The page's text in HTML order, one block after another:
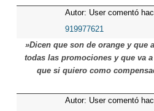
Autor: User comentó
919977621
»Dicen que son de orange y que
todas las promociones y que va
que si quiero como
Autor: User comentó